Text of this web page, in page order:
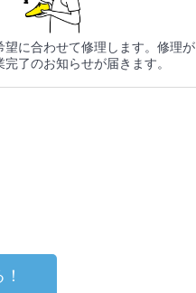
望に合わせて修理します。修理が
了のお知らせが届きます。